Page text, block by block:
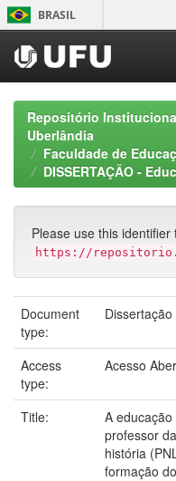
Skip
navigation
BRASIL
Repositório
Uberlândia
Faculdade de
DISSERTAÇÃO -
Please use this
https://
Document
type:
Dissertação
Access
type:
Acesso
Title:
A
professor
história
formação